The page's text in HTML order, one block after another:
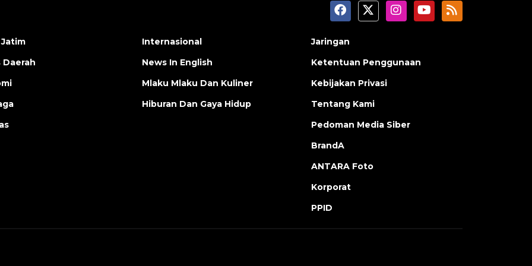
Internasional
News In English
Mlaku Mlaku Dan Kuliner
Hiburan Dan Gaya Hidup
Jaringan
Ketentuan Penggunaan
Kebijakan Privasi
Tentang Kami
Pedoman Media Siber
BrandA
ANTARA Foto
Korporat
PPID